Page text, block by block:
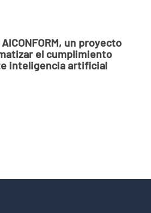
un proyecto
el cumplimiento
inteligencia artificial